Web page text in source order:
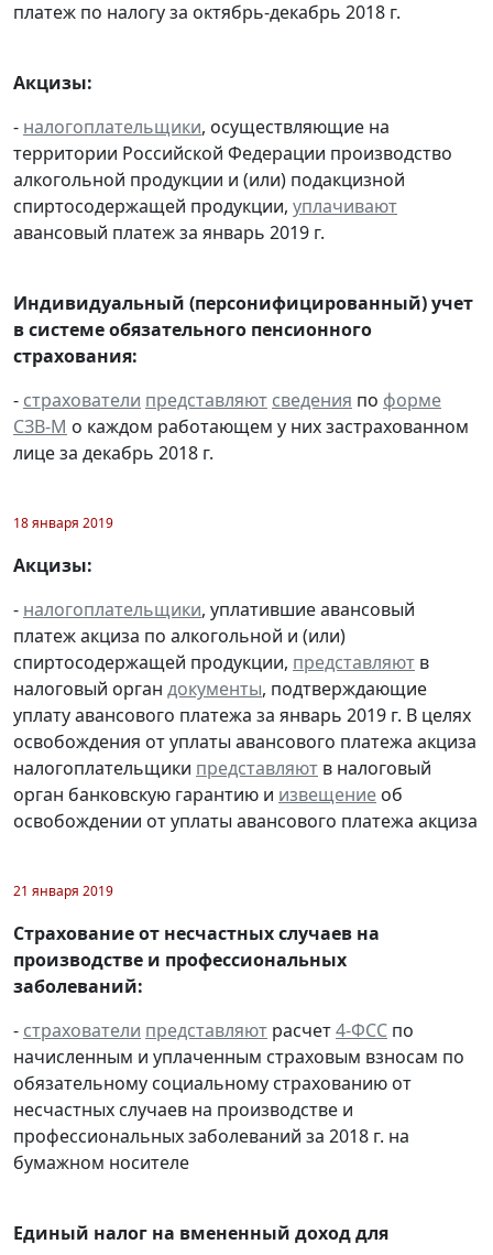
платеж по налогу за октябрь-декабрь 2018 г.
Акцизы:
- налогоплательщики, осуществляющие на
территории Российской Федерации производство
алкогольной продукции и (или) подакцизной
спиртосодержащей продукции, уплачивают
авансовый платеж за январь 2019 г.
Индивидуальный (персонифицированный) учет
в системе обязательного пенсионного
страхования:
- страхователи представляют сведения по форме
СЗВ-М о каждом работающем у них застрахованном
лице за декабрь 2018 г.
18 января 2019
Акцизы:
- налогоплательщики, уплатившие авансовый
платеж акциза по алкогольной и (или)
спиртосодержащей продукции, представляют в
налоговый орган документы, подтверждающие
уплату авансового платежа за январь 2019 г. В целях
освобождения от уплаты авансового платежа акциза
налогоплательщики представляют в налоговый
орган банковскую гарантию и извещение об
освобождении от уплаты авансового платежа акциза
21 января 2019
Страхование от несчастных случаев на
производстве и профессиональных
заболеваний:
- страхователи представляют расчет4-ФСС по
начисленным и уплаченным страховым взносам по
обязательному социальному страхованию от
несчастных случаев на производстве и
профессиональных заболеваний за 2018 г. на
бумажном носителе
Единый налог на вмененный доход для